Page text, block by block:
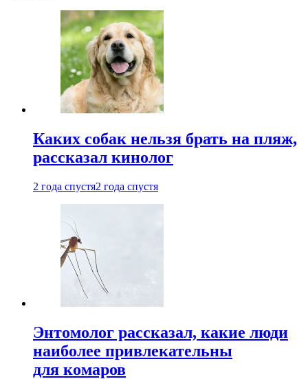
Каких собак нельзя брать на пляж,
рассказал кинолог
2 года спустя2 года спустя
Энтомолог рассказал, какие люди
наиболее привлекательны
для комаров